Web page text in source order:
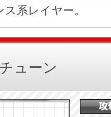
系レイヤー。
ューン